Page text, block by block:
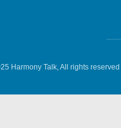
Harmony Talk, All rights reserved.